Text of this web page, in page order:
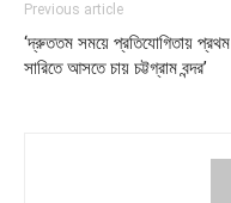
Previous article
‘দ্রুততম সময়ে প্রতিযোগিতায় প্রথম
সারিতে আসতে চায় চট্টগ্রাম বন্দর’